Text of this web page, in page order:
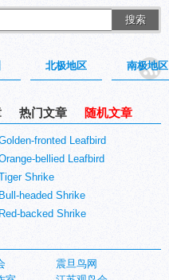
搜索
北极地区 南极地区
热门文章 随机文章
fronted Leafbird
bellied Leafbird
Shrike
headed Shrike
backed Shrike
震旦鸟网